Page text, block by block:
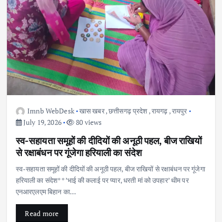
Imnb WebDesk खास खबर,छत्तीसगढ़ प्रदेश ,रायगढ़ ,रायपुर
July 19, 2026
80 views
स्व-सहायता समूहों की दीदियों की अनूठी पहल, बीज राखियों
से रक्षाबंधन पर गूंजेगा हरियाली का संदेश
स्व-सहायता समूहों की दीदियों की अनूठी पहल, बीज राखियों से रक्षाबंधन पर गूंजेगा
हरियाली का संदेश* *’भाई की कलाई पर प्यार, धरती मां को उपहार’ थीम पर
एनआरएलएम बिहान का…
Read more